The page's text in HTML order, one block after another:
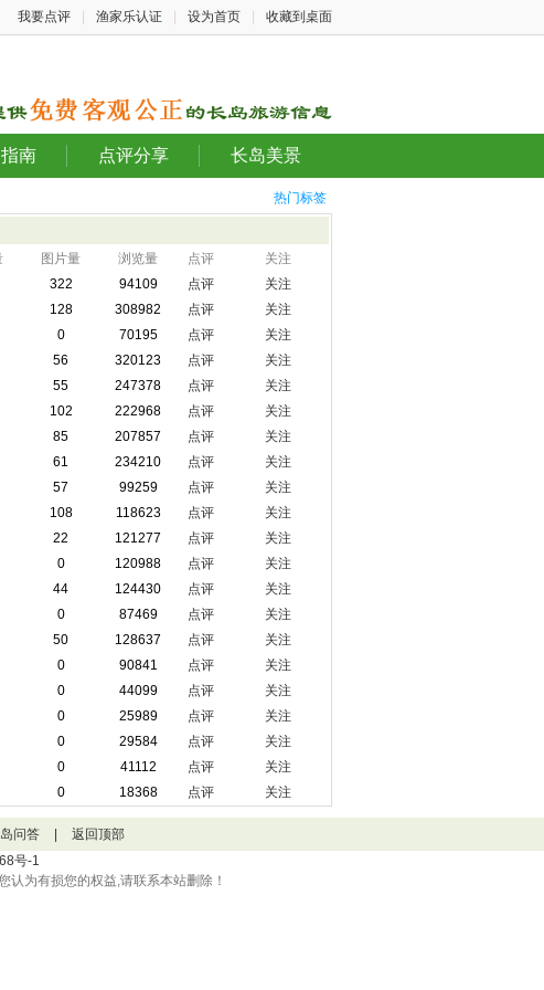
我要点评 渔家乐认证 设为首页 收藏到桌面
南 点评分享 长岛美景
热门标签
图片量 浏览量 点评
关注
322 94109 点评
关注
128 308982 点评
关注
0 70195 点评
关注
56 320123 点评
关注
55 247378 点评
关注
102 222968 点评
关注
85 207857 点评
关注
61 234210 点评
关注
57 99259 点评
关注
108 118623 点评
关注
22 121277 点评
关注
0 120988 点评
关注
44 124430 点评
关注
0 87469 点评
关注
50 128637 点评
关注
0 90841 点评
关注
0 44099 点评
关注
0 25989 点评
关注
0 29584 点评
关注
0 41112 点评
关注
0 18368 点评 关注
问答
返回顶部
号-1
为有损您的权益,请联系本站删除！